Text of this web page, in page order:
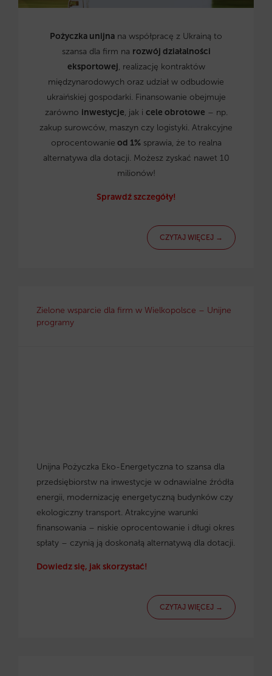
Pożyczka unijna na współpracę z Ukrainą to
szansa dla firm na rozwój działalności
eksportowej, realizację kontraktów
międzynarodowych oraz udział w odbudowie
ukraińskiej gospodarki. Finansowanie obejmuje
zarówno inwestycje, jak i cele obrotowe – np.
zakup surowców, maszyn czy logistyki. Atrakcyjne
oprocentowanie od 1%sprawia, że to realna
alternatywa dla dotacji. Możesz zyskać nawet 10
milionów!
Sprawdź szczegóły!
CZYTAJ WIĘCEJ →
Zielone wsparcie dla firm w Wielkopolsce – Unijne
programy
Unijna Pożyczka Eko-Energetyczna to szansa dla
przedsiębiorstw na inwestycje w odnawialne źródła
energii, modernizację energetyczną budynków czy
ekologiczny transport. Atrakcyjne warunki
finansowania – niskie oprocentowanie i długi okres
spłaty – czynią ją doskonałą alternatywą dla dotacji.
Dowiedz się, jak skorzystać!
CZYTAJ WIĘCEJ →